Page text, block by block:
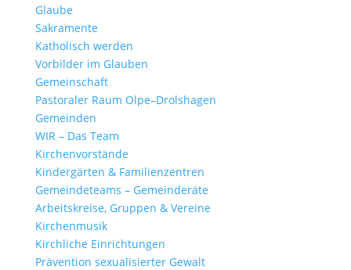
Glaube
Sakra­mente
Katho­lisch werden
Vorbilder im Glauben
Gemein­schaft
Pasto­raler Raum Olpe–Drolshagen
Gemeinden
WIR – Das Team
Kirchen­vor­stände
Kinder­gärten & Familienzentren
Gemein­de­teams – Gemeinderäte
Arbeits­kreise, Gruppen & Vereine
Kirchen­musik
Kirch­liche Einrichtungen
Präven­tion sexua­li­sierter Gewalt